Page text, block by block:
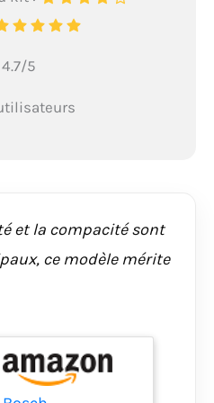
5
et la compacité sont
ce modèle mérite